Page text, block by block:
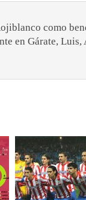
como
en Gárate,